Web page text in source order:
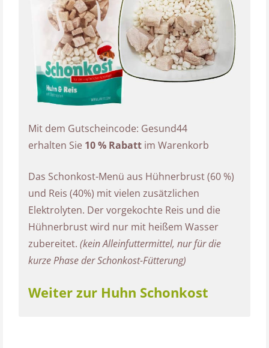
Mit dem Gutscheincode: Gesund44
erhalten Sie 10 % Rabatt im Warenkorb
Das Schonkost-Menü aus Hühnerbrust (60 %)
und Reis (40%) mit vielen zusätzlichen
Elektrolyten. Der vorgekochte Reis und die
Hühnerbrust wird nur mit heißem Wasser
zubereitet.(kein Alleinfuttermittel, nur für die
kurze Phase der Schonkost-Fütterung)
Weiter zur Huhn Schonkost